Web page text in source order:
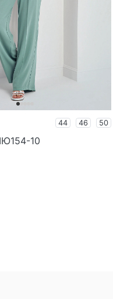
44 46 50
10